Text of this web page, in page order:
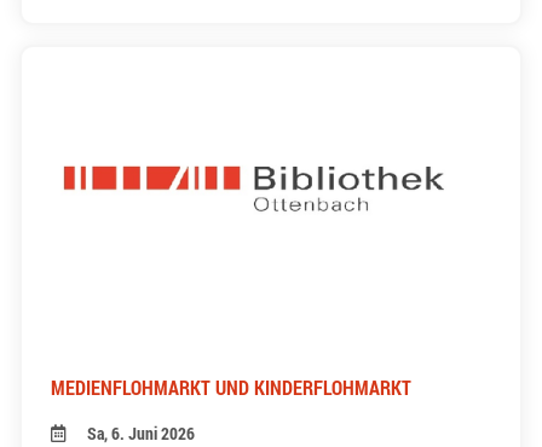
MEDIENFLOHMARKT UND KINDERFLOHMARKT
Sa, 6. Juni 2026